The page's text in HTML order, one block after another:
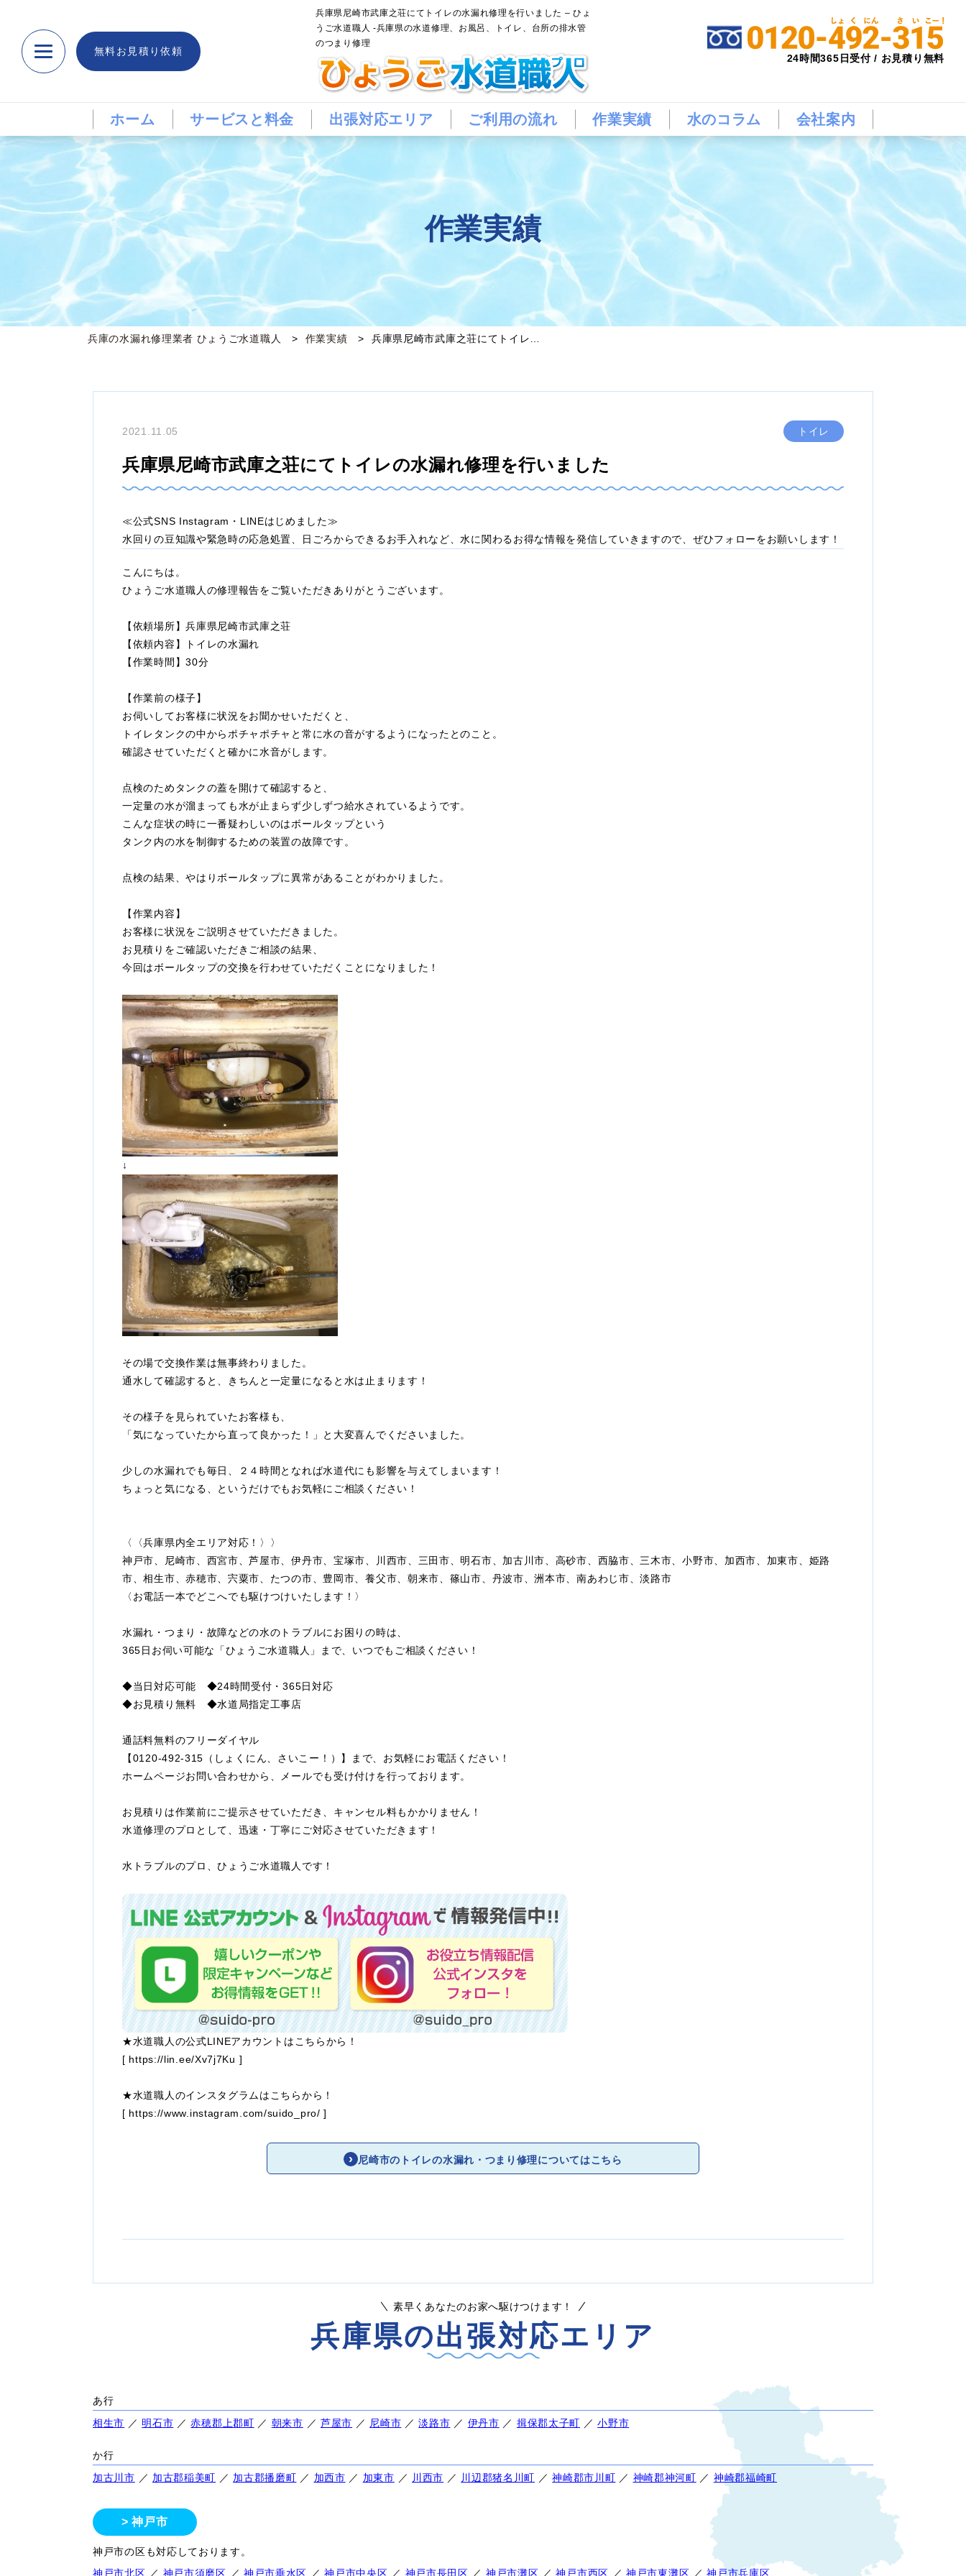
無料お見積り依頼
兵庫県尼崎市武庫之荘にてトイレの水漏れ修理を行いました – ひょ
うご水道職人 -兵庫県の水道修理、お風呂、トイレ、台所の排水管
のつまり修理
24時間365日受付 / お見積り無料
ホーム サービスと料金 出張対応エリア ご利用の流れ 作業実績 水のコラム 会社案内
作業実績
兵庫の水漏れ修理業者 ひょうご水道職人 作業実績 兵庫県尼崎市武庫之荘にてトイレ…
2021.11.05 トイレ
兵庫県尼崎市武庫之荘にてトイレの水漏れ修理を行いました
≪公式SNS Instagram・LINEはじめました≫
水回りの豆知識や緊急時の応急処置、日ごろからできるお手入れなど、水に関わるお得な情報を発信していきますので、ぜひフォローをお願いします！
こんにちは。
ひょうご水道職人の修理報告をご覧いただきありがとうございます。
【依頼場所】兵庫県尼崎市武庫之荘
【依頼内容】トイレの水漏れ
【作業時間】30分
【作業前の様子】
お伺いしてお客様に状況をお聞かせいただくと、
トイレタンクの中からポチャポチャと常に水の音がするようになったとのこと。
確認させていただくと確かに水音がします。
点検のためタンクの蓋を開けて確認すると、
一定量の水が溜まっても水が止まらず少しずつ給水されているようです。
こんな症状の時に一番疑わしいのはボールタップという
タンク内の水を制御するための装置の故障です。
点検の結果、やはりボールタップに異常があることがわかりました。
【作業内容】
お客様に状況をご説明させていただきました。
お見積りをご確認いただきご相談の結果、
今回はボールタップの交換を行わせていただくことになりました！
↓
その場で交換作業は無事終わりました。
通水して確認すると、きちんと一定量になると水は止まります！
その様子を見られていたお客様も、
「気になっていたから直って良かった！」と大変喜んでくださいました。
少しの水漏れでも毎日、２４時間となれば水道代にも影響を与えてしまいます！
ちょっと気になる、というだけでもお気軽にご相談ください！
〈〈兵庫県内全エリア対応！〉〉
神戸市、尼崎市、西宮市、芦屋市、伊丹市、宝塚市、川西市、三田市、明石市、加古川市、高砂市、西脇市、三木市、小野市、加西市、加東市、姫路
市、相生市、赤穂市、宍粟市、たつの市、豊岡市、養父市、朝来市、篠山市、丹波市、洲本市、南あわじ市、淡路市
〈お電話一本でどこへでも駆けつけいたします！〉
水漏れ・つまり・故障などの水のトラブルにお困りの時は、
365日お伺い可能な「ひょうご水道職人」まで、いつでもご相談ください！
◆当日対応可能 ◆24時間受付・365日対応
◆お見積り無料 ◆水道局指定工事店
通話料無料のフリーダイヤル
【0120-492-315（しょくにん、さいこー！）】まで、お気軽にお電話ください！
ホームページお問い合わせから、メールでも受け付けを行っております。
お見積りは作業前にご提示させていただき、キャンセル料もかかりません！
水道修理のプロとして、迅速・丁寧にご対応させていただきます！
水トラブルのプロ、ひょうご水道職人です！
★水道職人の公式LINEアカウントはこちらから！
[ https://lin.ee/Xv7j7Ku ]
★水道職人のインスタグラムはこちらから！
[ https://www.instagram.com/suido_pro/ ]
尼崎市のトイレの水漏れ・つまり修理についてはこちら
素早くあなたのお家へ駆けつけます！
兵庫県の出張対応エリア
あ行
相生市 ／ 明石市 ／赤穂郡上郡町 ／ 朝来市 ／ 芦屋市 ／ 尼崎市 ／淡路市 ／ 伊丹市 ／ 揖保郡太子町 ／小野市
か行
加古川市 ／ 加古郡稲美町 ／ 加古郡播磨町 ／ 加西市 ／ 加東市 ／ 川西市 ／ 川辺郡猪名川町 ／神崎郡市川町 ／ 神崎郡神河町 ／ 神崎郡福崎町
神戸市
神戸市の区も対応しております。
神戸市北区 ／ 神戸市須磨区 ／ 神戸市垂水区 ／神戸市中央区 ／ 神戸市長田区 ／ 神戸市灘区 ／神戸市西区 ／神戸市東灘区 ／神戸市兵庫区